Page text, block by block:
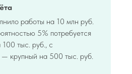
работы на 10 млн руб.
5% потребуется
тыс. руб., с
— крупный на 500 тыс. руб.